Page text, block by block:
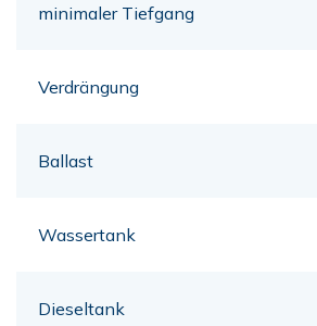
minimaler Tiefgang
Verdrängung
Ballast
Wassertank
Dieseltank